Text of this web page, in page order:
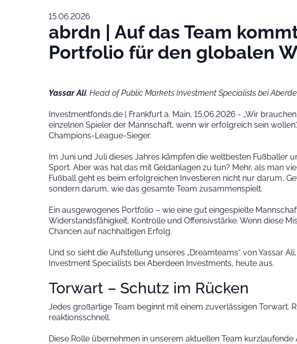
15.06.2026
abrdn | Auf das Team
Portfolio für den globalen
Yassar Ali, Head of Public Markets Investment Specialists bei
Investmentfonds.de | Frankfurt a. Main, 15.06.2026 - „Wir
einzelnen Spieler der Mannschaft, wenn wir erfolgreich sein
Champions-League-Sieger.
Im Juni und Juli dieses Jahres kämpfen die weltbesten Fußballer
Sport. Aber was hat das mit Geldanlagen zu tun? Mehr, als man
Fußball geht es beim erfolgreichen Investieren nicht nur darum,
sondern darum, wie das gesamte Team zusammenspielt.
Ein ausgewogenes Portfolio – wie eine gut eingespielte
Widerstandsfähigkeit, Kontrolle und Offensivstärke. Wenn diese
Chancen auf nachhaltigen Erfolg.
Und so sieht die Aufstellung unseres „Dreamteams“ von Yassar
Investment Specialists bei Aberdeen Investments, heute aus.
Torwart – Schutz im Rücken
Jedes großartige Team beginnt mit einem zuverlässigen Torwart.
reaktionsschnell.
Diese Rolle übernehmen in unserem aktuellen Team kurzlaufende